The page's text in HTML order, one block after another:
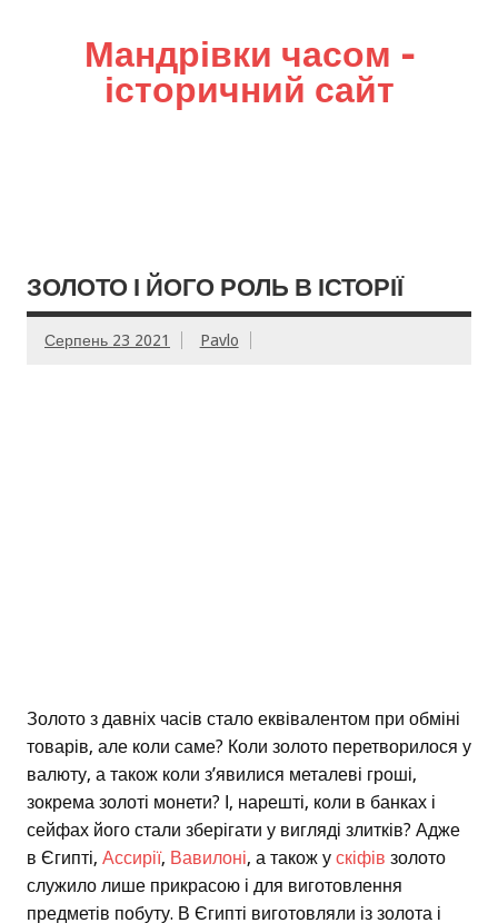
Мандрівки часом –
історичний сайт
ЗОЛОТО І ЙОГО РОЛЬ В ІСТОРІЇ
Серпень 23 2021 Pavlo
Золото з давніх часів стало еквівалентом при обміні
товарів, але коли саме? Коли золото перетворилося у
валюту, а також коли з’явилися металеві гроші,
зокрема золоті монети? І, нарешті, коли в банках і
сейфах його стали зберігати у вигляді злитків? Адже
в Єгипті, Ассирії, Вавилоні, а також у скіфів золото
служило лише прикрасою і для виготовлення
предметів побуту. В Єгипті виготовляли із золота і